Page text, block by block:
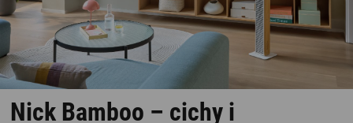
Nick Bamboo – cichy i